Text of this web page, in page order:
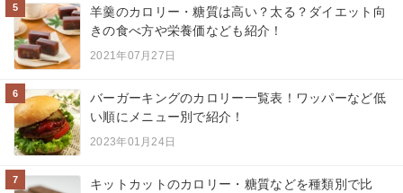
5
羊羹のカロリー・糖質は高い？太る？ダイエット向
きの食べ方や栄養価なども紹介！
2021年07月27日
6
バーガーキングのカロリー一覧表！ワッパーなど低
い順にメニュー別で紹介！
2023年01月24日
7
キットカットのカロリー・糖質などを種類別で比